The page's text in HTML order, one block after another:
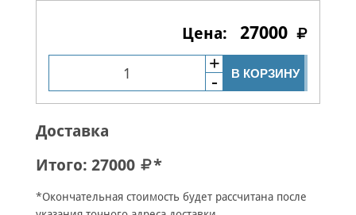
27000
В КОРЗИНУ
Доставка
Итого: 27000 *
*Окончательная стоимость будет рассчитана после